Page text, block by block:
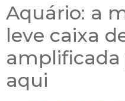
Aquário: a
leve caixa
aqui